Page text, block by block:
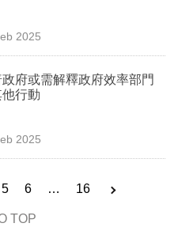
2025
政府或需解釋政府效率部門
他行動
2025
5 6 … 16
TOP